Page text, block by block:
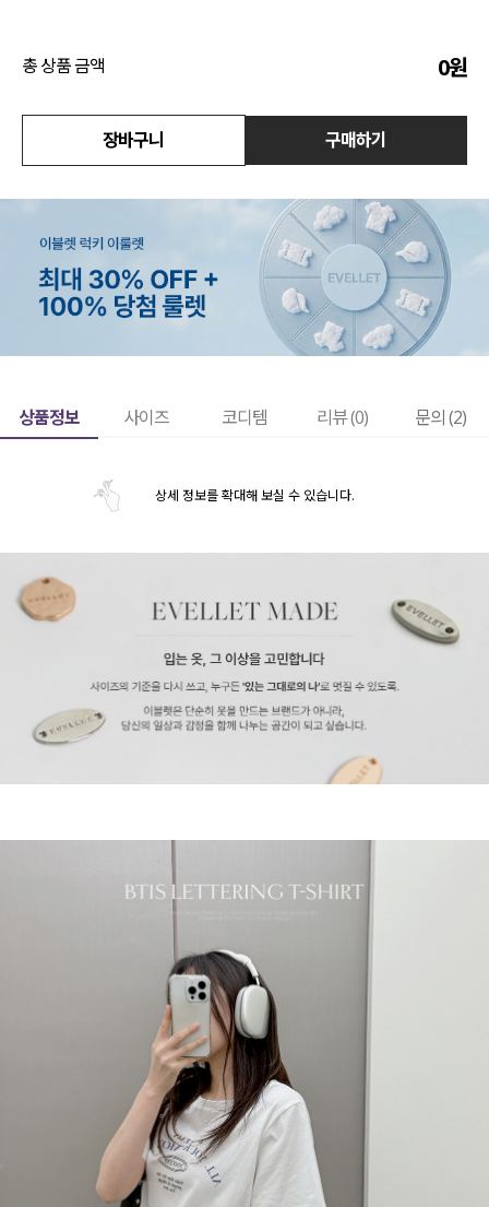
총 상품 금액 0원
장바구니 구매하기
상품정보 사이즈 코디템 리뷰 (0) 문의 (2)
상세 정보를 확대해 보실 수 있습니다.